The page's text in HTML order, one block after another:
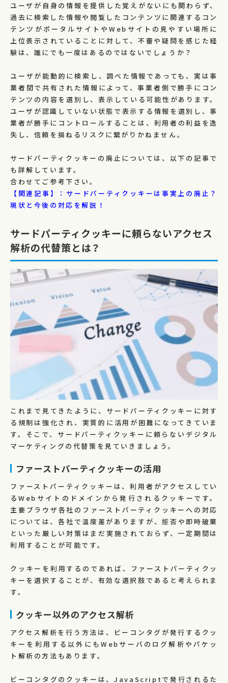
ユーザが自身の情報を提供した覚えがないにも関わらず、
過去に検索した情報や閲覧したコンテンツに関連するコン
テンツがポータルサイトやWebサイトの見やすい場所に
上位表示されていることに対して、不審や疑問を感じた経
験は、誰にでも一度はあるのではないでしょうか？
ユーザが能動的に検索し、調べた情報であっても、実は事
業者間で共有された情報によって、事業者側で勝手にコン
テンツの内容を選別し、表示している可能性があります。
ユーザが認識していない状態で表示する情報を選別し、事
業者が勝手にコントロールすることは、利用者の利益を逸
失し、信頼を損ねるリスクに繋がりかねません。
サードパーティクッキーの廃止については、以下の記事で
も詳解しています。
合わせてご参考下さい。
【関連記事】：サードパーティクッキーは事実上の廃止？
現状と今後の対応を解説！
サードパーティクッキーに頼らないアクセス
解析の代替策とは？
これまで見てきたように、サードパーティクッキーに対す
る規制は強化され、実質的に活用が困難になってきていま
す。そこで、サードパーティクッキーに頼らないデジタル
マーケティングの代替策を見ていきましょう。
ファーストパーティクッキーの活用
ファーストパーティクッキーは、利用者がアクセスしてい
るWebサイトのドメインから発行されるクッキーです。
主要ブラウザ各社のファーストパーティクッキーへの対応
については、各社で温度差がありますが、拒否や即時破棄
といった厳しい対策はまだ実施されておらず、一定期間は
利用することが可能です。
クッキーを利用するのであれば、ファーストパーティクッ
キーを選択することが、有効な選択肢であると考えられま
す。
クッキー以外のアクセス解析
アクセス解析を行う方法は、ビーコンタグが発行するクッ
キーを利用する以外にもWebサーバのログ解析やパケッ
ト解析の方法もあります。
ビーコンタグのクッキーは、JavaScriptで発行されるた